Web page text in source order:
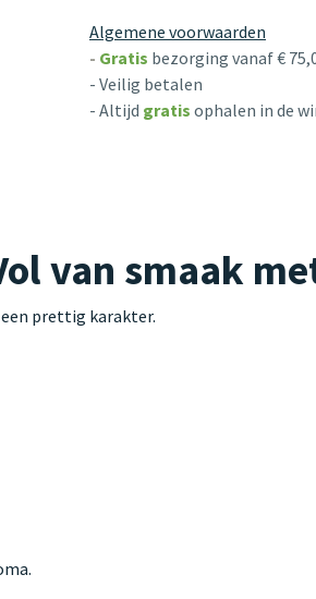
Algemene voorwaarden
- Gratis bezorging vanaf €
- Veilig betalen
- Altijd gratis ophalen in de
van smaak
een prettig karakter.